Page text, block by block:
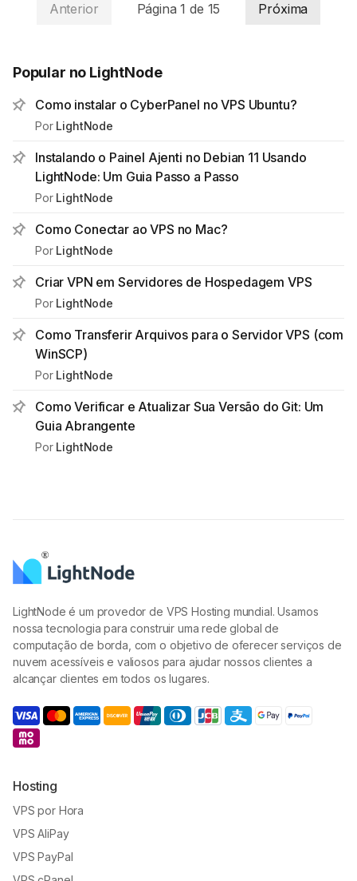
Anterior Página1 de 15 Próxima
Popular no LightNode
Como instalar o CyberPanel no VPS Ubuntu?
Por LightNode
Instalando o Painel Ajenti no Debian 11 Usando
LightNode: Um Guia Passo a Passo
Por LightNode
Como Conectar ao VPS no Mac?
Por LightNode
Criar VPN em Servidores de Hospedagem VPS
Por LightNode
Como Transferir Arquivos para o Servidor VPS (com
WinSCP)
Por LightNode
Como Verificar e Atualizar Sua Versão do Git: Um
Guia Abrangente
Por LightNode
LightNode é um provedor de VPS Hosting mundial. Usamos
nossa tecnologia para construir uma rede global de
computação de borda, com o objetivo de oferecer serviços de
nuvem acessíveis e valiosos para ajudar nossos clientes a
alcançar clientes em todos os lugares.
Hosting
VPS por Hora
VPS AliPay
VPS PayPal